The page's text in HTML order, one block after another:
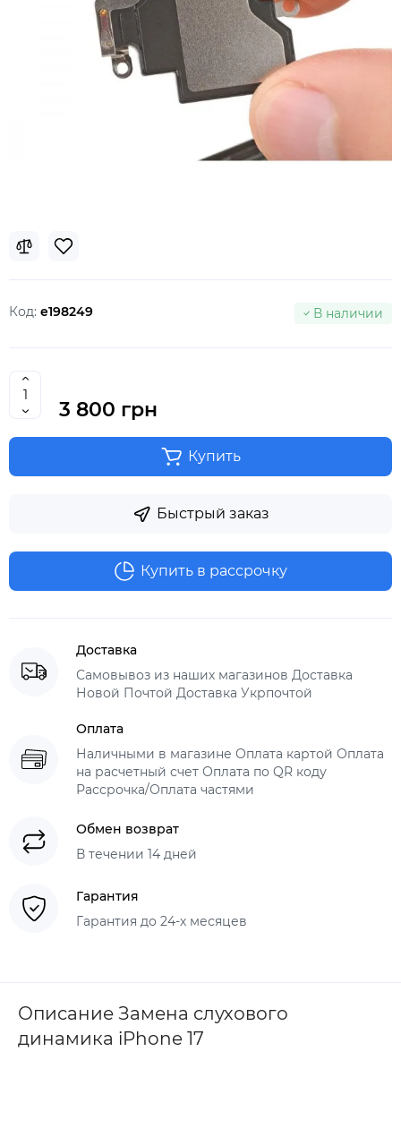
Код: e198249 В наличии
3 800 грн
Купить
Быстрый заказ
Купить в рассрочку
Доставка
Самовывоз из наших магазинов Доставка
Новой Почтой Доставка Укрпочтой
Оплата
Наличными в магазине Оплата картой Оплата
на расчетный счет Оплата по QR коду
Рассрочка/Оплата частями
Обмен возврат
В течении 14 дней
Гарантия
Гарантия до 24-х месяцев
Описание Замена слухового
динамика iPhone 17